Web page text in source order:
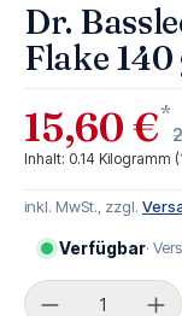
Dr.
Flake 140
15,60 €*
Inhalt: 0.14 Kilogramm
inkl. MwSt., zzgl.
Verfügbar·
Produkt